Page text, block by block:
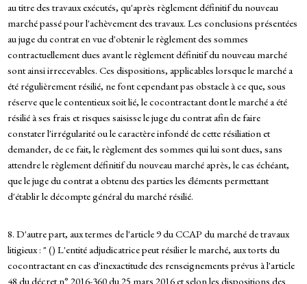
au titre des travaux exécutés, qu'après règlement définitif du nouveau
marché passé pour l'achèvement des travaux. Les conclusions présentées
au juge du contrat en vue d'obtenir le règlement des sommes
contractuellement dues avant le règlement définitif du nouveau marché
sont ainsi irrecevables. Ces dispositions, applicables lorsque le marché a
été régulièrement résilié, ne font cependant pas obstacle à ce que, sous
réserve que le contentieux soit lié, le cocontractant dont le marché a été
résilié à ses frais et risques saisisse le juge du contrat afin de faire
constater l'irrégularité ou le caractère infondé de cette résiliation et
demander, de ce fait, le règlement des sommes qui lui sont dues, sans
attendre le règlement définitif du nouveau marché après, le cas échéant,
que le juge du contrat a obtenu des parties les éléments permettant
d'établir le décompte général du marché résilié.
8. D'autre part, aux termes de l'article 9 du CCAP du marché de travaux
litigieux : " () L'entité adjudicatrice peut résilier le marché, aux torts du
cocontractant en cas d'inexactitude des renseignements prévus à l'article
48 du décret n° 2016-360 du 25 mars 2016 et selon les dispositions des